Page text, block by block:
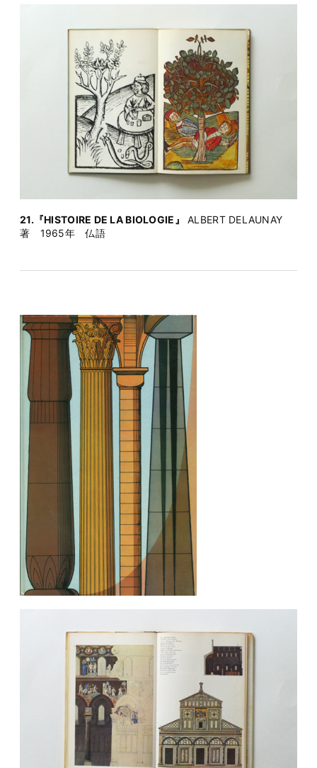
21.『HISTOIRE DE LA BIOLOGIE』
ALBERT DELAUNAY
著 1965年 仏語